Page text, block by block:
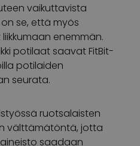
vaikuttavista
se, että myös
enemmän.
potilaat saavat FitBit-
potilaiden
seurata.
ruotsalaisten
välttämätöntä, jotta
saadaan